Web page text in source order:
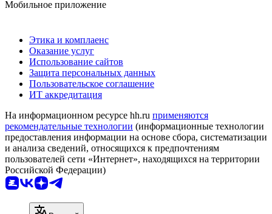
Мобильное приложение
Этика и комплаенс
Оказание услуг
Использование сайтов
Защита персональных данных
Пользовательское соглашение
ИТ аккредитация
На информационном ресурсе hh.ru применяются
рекомендательные технологии (информационные технологии
предоставления информации на основе сбора, систематизации
и анализа сведений, относящихся к предпочтениям
пользователей сети «Интернет», находящихся на территории
Российской Федерации)